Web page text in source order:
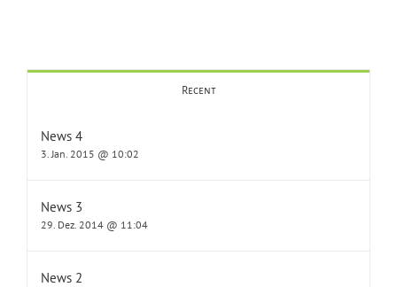
Recent
News 4
3. Jan. 2015 @ 10:02
News 3
29. Dez. 2014 @ 11:04
News 2